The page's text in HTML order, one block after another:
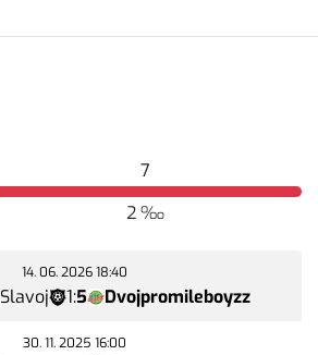
7
2 ‰
14. 06. 2026 18:40
Slavoj 1:5 Dvojpromileboyzz
30. 11. 2025 16:00